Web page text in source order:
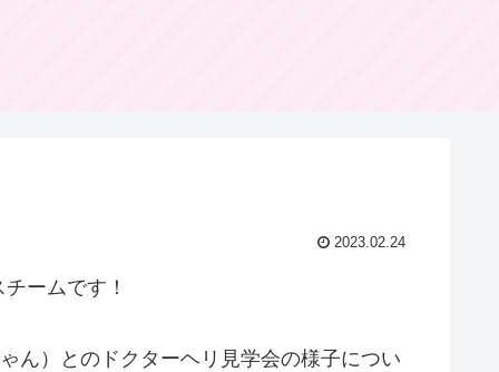
2023.02.24
ームです！
ん）とのドクターヘリ見学会の様子につい